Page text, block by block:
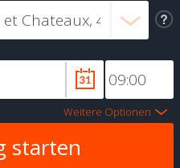
Weitere Optionen